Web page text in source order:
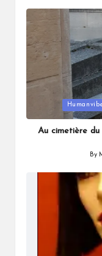
in
Au cimetière
By